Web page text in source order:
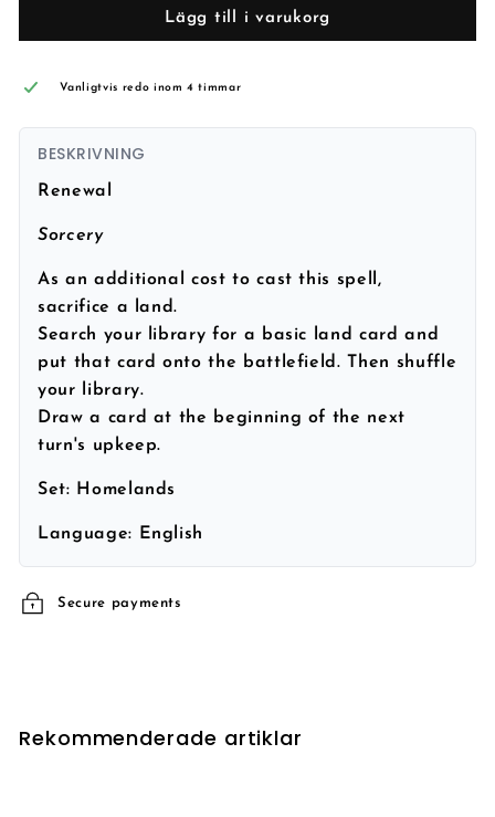
Lägg till i varukorg
Vanligtvis redo inom 4 timmar
BESKRIVNING
Renewal
Sorcery
As an additional cost to cast this spell,
sacrifice a land.
Search your library for a basic land card and
put that card onto the battlefield. Then shuffle
your library.
Draw a card at the beginning of the next
turn's upkeep.
Set: Homelands
Language: English
Secure payments
Rekommenderade artiklar